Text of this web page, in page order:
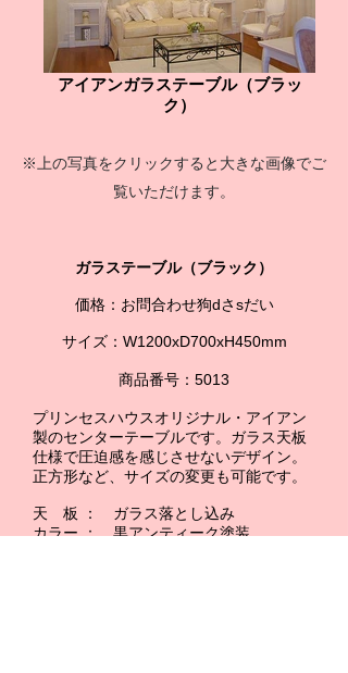
アイアンガラステーブル（ブラッ
ク）
※上の写真をクリックすると大きな画像でご
覧いただけます。
ガラステーブル（ブラック）
価格：お問合わせ狗dさsだい
サイズ：W1200xD700xH450mm
商品番号：5013
プリンセスハウスオリジナル・アイアン
製のセンターテーブルです。ガラス天板
仕様で圧迫感を感じさせないデザイン。
正方形など、サイズの変更も可能です。
天 板 ： ガラス落とし込み
カラー ： 黒アンティーク塗装